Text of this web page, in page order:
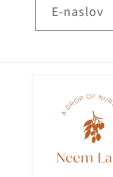
E-naslov